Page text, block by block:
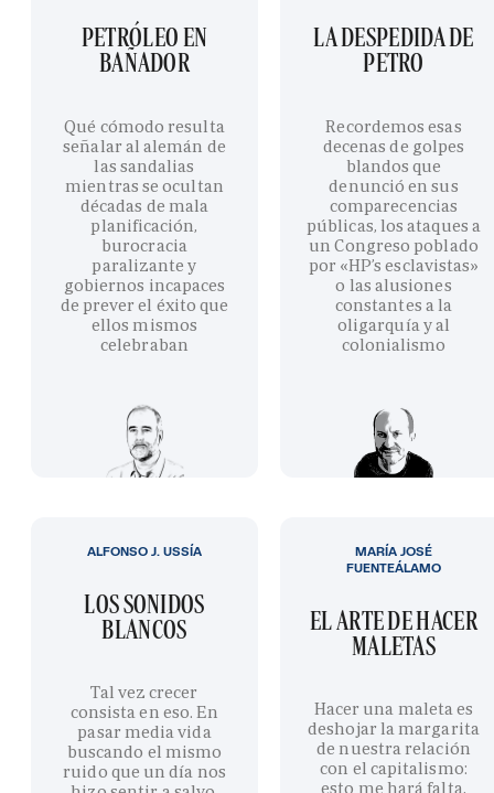
PETRÓLEO EN
BAÑADOR
Qué cómodo resulta
señalar al alemán de
las sandalias
mientras se ocultan
décadas de mala
planificación,
burocracia
paralizante y
gobiernos incapaces
de prever el éxito que
ellos mismos
celebraban
LA DESPEDIDA DE
PETRO
Recordemos esas
decenas de golpes
blandos que
denunció en sus
comparecencias
públicas, los ataques a
un Congreso poblado
por «HP’s esclavistas»
o las alusiones
constantes a la
oligarquía y al
colonialismo
LOS SONIDOS
BLANCOS
Tal vez crecer
consista en eso. En
pasar media vida
buscando el mismo
ruido que un día nos
ALFONSO J. USSÍA
EL ARTE DE HACER
MALETAS
Hacer una maleta es
deshojar la margarita
de nuestra relación
con el capitalismo:
esto me hará falta,
MARÍA JOSÉ
FUENTEÁLAMO